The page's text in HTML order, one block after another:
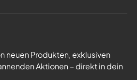
neuen Produkten, exklusiven
Aktionen – direkt in dein